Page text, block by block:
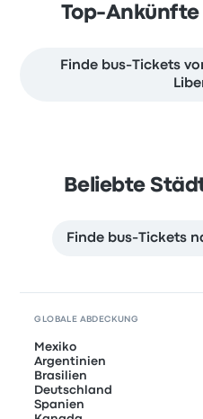
Top-Ankünfte
Finde bus-Tickets
Beliebte
Finde bus-Tickets
GLOBALE ABDECKUNG
Mexiko
Argentinien
Brasilien
Deutschland
Spanien